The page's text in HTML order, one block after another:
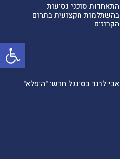
פתח
התאחדות סוכני נסיעות
בהשתלמות מקצועית בתחום
הקרוזים
אבי לרנר בסינגל חדש: "היפלא"